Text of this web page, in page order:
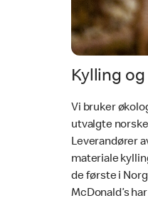
Kylling og
Vi bruker
utvalgte
Leverandører
materiale
de første i
McDonald’s